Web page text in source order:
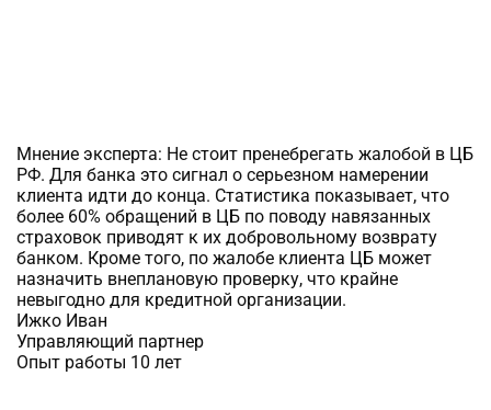
Мнение эксперта: Не стоит пренебрегать жалобой в ЦБ
РФ. Для банка это сигнал о серьезном намерении
клиента идти до конца. Статистика показывает, что
более 60% обращений в ЦБ по поводу навязанных
страховок приводят к их добровольному возврату
банком. Кроме того, по жалобе клиента ЦБ может
назначить внеплановую проверку, что крайне
невыгодно для кредитной организации.
Ижко Иван
Управляющий партнер
Опыт работы 10 лет